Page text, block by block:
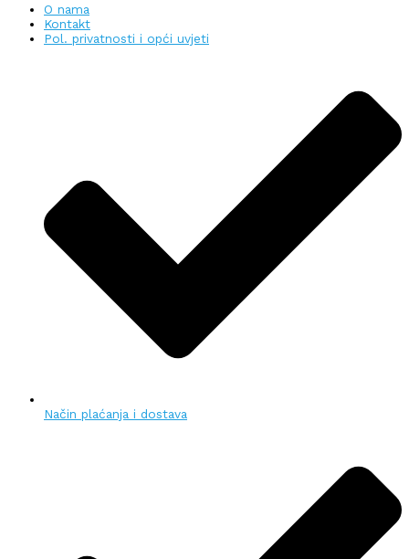
O nama
Kontakt
Pol. privatnosti i opći uvjeti
Način plaćanja i dostava